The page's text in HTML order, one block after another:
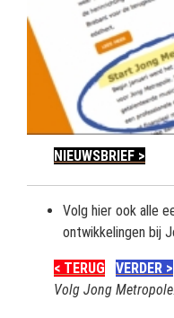
NIEUWSBRIEF >
Volg hier ook alle
ontwikkelingen bij
< TERUG
VERDER >
Volg Jong